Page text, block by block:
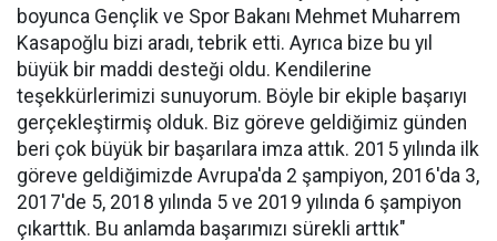
boyunca Gençlik ve Spor Bakanı Mehmet Muharrem
Kasapoğlu bizi aradı, tebrik etti. Ayrıca bize bu yıl
büyük bir maddi desteği oldu. Kendilerine
teşekkürlerimizi sunuyorum. Böyle bir ekiple başarıyı
gerçekleştirmiş olduk. Biz göreve geldiğimiz günden
beri çok büyük bir başarılara imza attık. 2015 yılında ilk
göreve geldiğimizde Avrupa'da 2 şampiyon, 2016'da 3,
2017'de 5, 2018 yılında 5 ve 2019 yılında 6 şampiyon
çıkarttık. Bu anlamda başarımızı sürekli arttık"